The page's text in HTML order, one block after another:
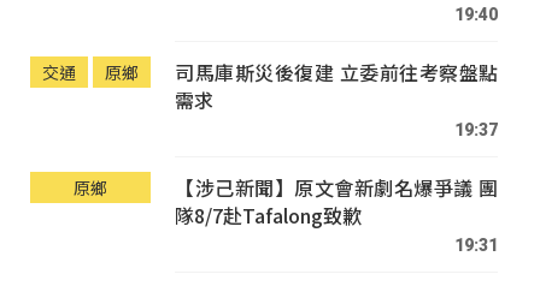
19:40
交通 原鄉
司馬庫斯災後復建 立委前往考察盤點
需求
19:37
原鄉
【涉己新聞】原文會新劇名爆爭議 團
隊8/7赴Tafalong致歉
19:31